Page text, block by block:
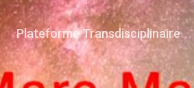
Plateforme Transdisciplinaire